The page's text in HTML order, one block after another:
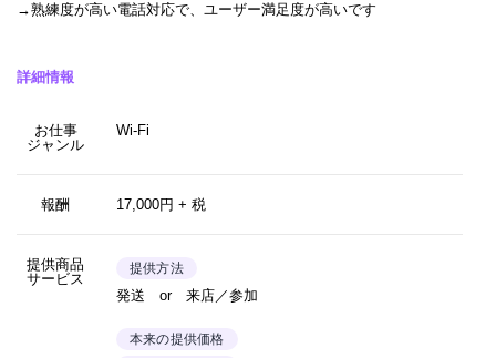
→熟練度が高い電話対応で、ユーザー満足度が高いです
詳細情報
お仕事
ジャンル
Wi-Fi
報酬 17,000円 + 税
提供商品
サービス
提供方法
発送 or 来店／参加
本来の提供価格